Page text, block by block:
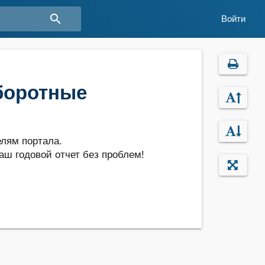
search Войти
портала.
годовой отчет без проблем!